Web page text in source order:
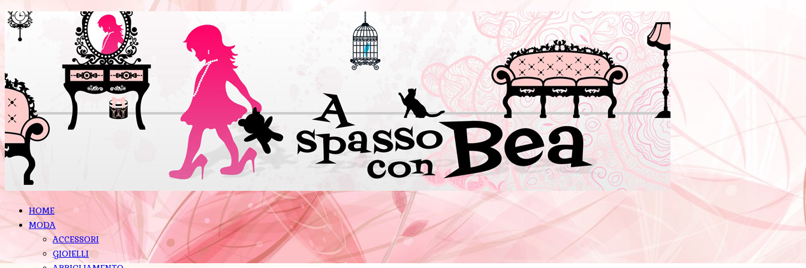
HOME
MODA
ACCESSORI
GIOIELLI